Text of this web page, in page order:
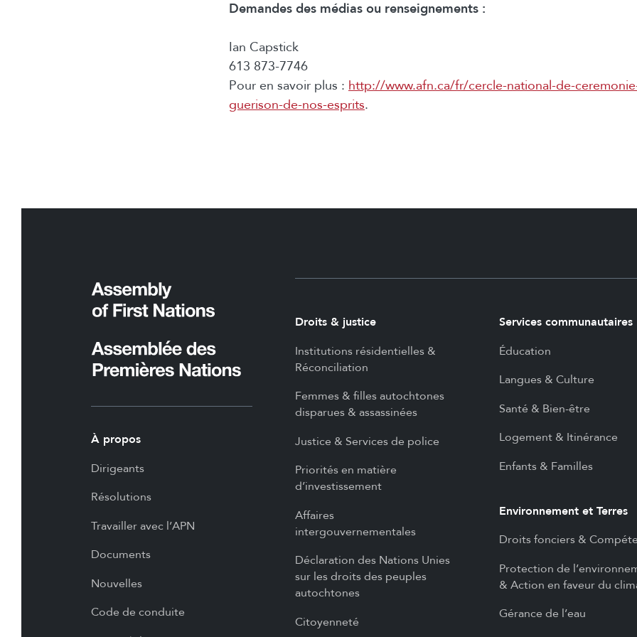
Demandes des médias ou renseignements :
Ian Capstick
613 873-7746
Pour en savoir plus : http://www.afn.ca/fr/cercle-national-de-
guerison-de-nos-esprits.
À propos
Dirigeants
Résolutions
Travailler avec l’APN
Documents
Nouvelles
Code de conduite
Droits & justice
Institutions résidentielles &
Réconciliation
Femmes & filles autochtones
disparues & assassinées
Justice & Services de police
Priorités en matière
d’investissement
Affaires
intergouvernementales
Déclaration des Nations Unies
sur les droits des peuples
autochtones
Citoyenneté
Services communautaires
Éducation
Langues & Culture
Santé & Bien-être
Logement & Itinérance
Enfants & Familles
Environnement et Terres
Droits fonciers &
Protection de
& Action en faveur du
Gérance de l’eau